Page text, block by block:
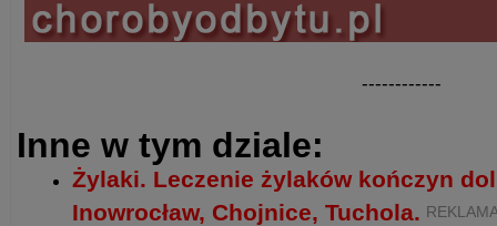
------------
Inne w tym dziale:
Żylaki. Leczenie żylaków kończyn
Inowrocław, Chojnice, Tuchola.